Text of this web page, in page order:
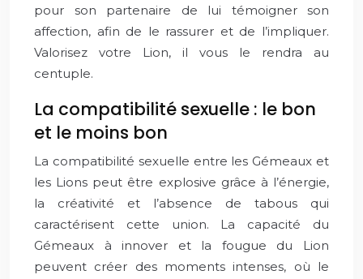
pour son partenaire de lui témoigner son
affection, afin de le rassurer et de l’impliquer.
Valorisez votre Lion, il vous le rendra au
centuple.
La compatibilité sexuelle : le bon
et le moins bon
La compatibilité sexuelle entre les Gémeaux et
les Lions peut être explosive grâce à l’énergie,
la créativité et l’absence de tabous qui
caractérisent cette union. La capacité du
Gémeaux à innover et la fougue du Lion
peuvent créer des moments intenses, où le